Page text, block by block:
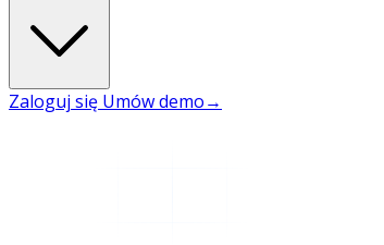
Zaloguj się Umów demo→